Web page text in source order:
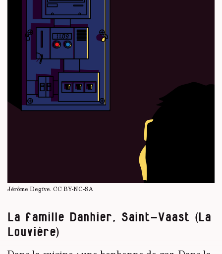
Jérôme Degive. CC BY-NC-SA
La famille Danhier, Saint-Vaast (La
Louvière)